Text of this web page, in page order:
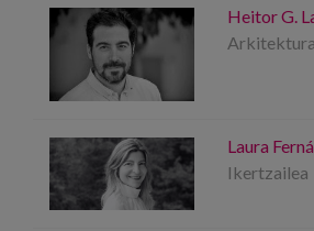
Heitor G.
Laura
Ikertzailea